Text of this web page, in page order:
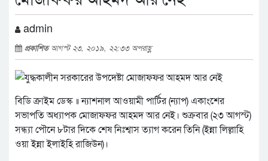
admin
প্রকাশিতআগস্ট ২৩, ২০১৯, ২২:৩৩ অপরাহ্ণ
বিডি ক্রাইম ডেস্ক ॥ ন্যাশনাল আওয়ামী পার্টির (ন্যাপ) একাংশের
সভাপতি অধ্যাপক মোজাফফর আহমদ আর নেই। শুক্রবার (২৩ আগস্ট)
সন্ধ্যা পৌনে ৮টার দিকে শেষ নিঃশ্বাস ত্যাগ করেন তিনি (ইন্না লিল্লাহি
ওয়া ইন্না ইলাইহি রাজিউন)।